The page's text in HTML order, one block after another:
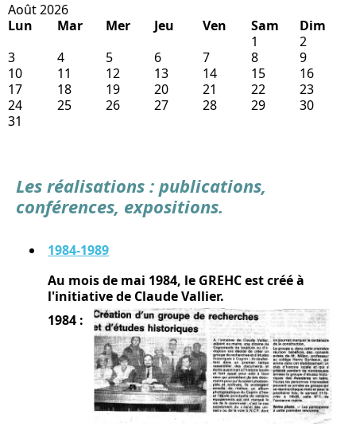
Août 2026
Lun
Mar Mer Jeu Ven Sam
Dim
1
2
3
4 5 6 7 8
9
10
11 12 13 14 15
16
17
18 19 20 21 22
23
24
25 26 27 28 29
30
31
Les réalisations : publications,
conférences, expositions.
1984-1989
Au mois de mai 1984, le GREHC est créé à
l'initiative de Claude Vallier.
1984 :